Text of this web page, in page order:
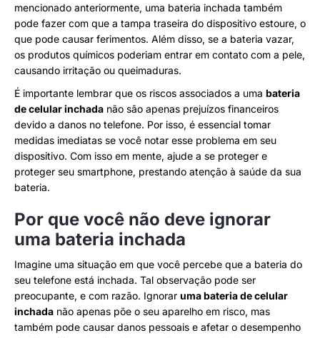
mencionado anteriormente, uma bateria inchada também
pode fazer com que a tampa traseira do dispositivo estoure, o
que pode causar ferimentos. Além disso, se a bateria vazar,
os produtos químicos poderiam entrar em contato com a pele,
causando irritação ou queimaduras.
É importante lembrar que os riscos associados a uma bateria
de celular inchada não são apenas prejuízos financeiros
devido a danos no telefone. Por isso, é essencial tomar
medidas imediatas se você notar esse problema em seu
dispositivo. Com isso em mente, ajude a se proteger e
proteger seu smartphone, prestando atenção à saúde da sua
bateria.
Por que você não deve ignorar
uma bateria inchada
Imagine uma situação em que você percebe que a bateria do
seu telefone está inchada. Tal observação pode ser
preocupante, e com razão. Ignorar uma bateria de celular
inchada não apenas põe o seu aparelho em risco, mas
também pode causar danos pessoais e afetar o desempenho